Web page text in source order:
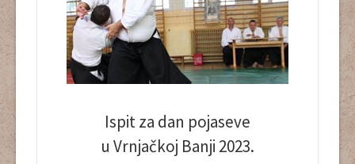
Ispit za dan pojaseve
u Vrnjačkoj Banji 2023.